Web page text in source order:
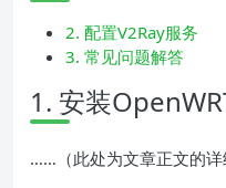
2. 配置V2Ray服务
3. 常见问题解答
1. 安装
……（此处为文章正文的详